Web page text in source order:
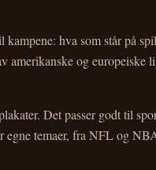
hva som står på
amerikanske og europeiske
Det passer godt til
egne temaer, fra NFL og